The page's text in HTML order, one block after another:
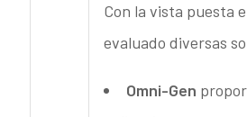
Con la vista puesta
evaluado diversas
Omni-Gen